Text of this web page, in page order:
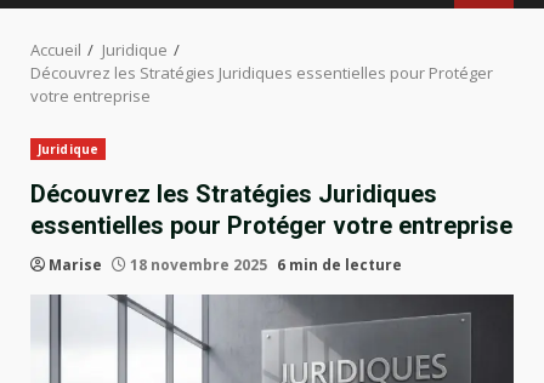
Accueil
Juridique
Découvrez les Stratégies Juridiques essentielles pour Protéger
votre entreprise
Juridique
Découvrez les Stratégies Juridiques
essentielles pour Protéger votre entreprise
Marise 18 novembre 2025 6 min de lecture